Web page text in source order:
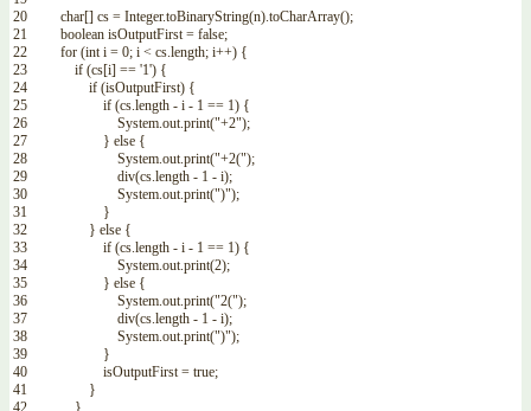
20
21
22
23
24
25
26
27
28
29
30
31
32
33
34
35
36
37
38
39
40
41
char[] cs = Integer.toBinaryString(n).toCharArray();
boolean isOutputFirst = false;
for (int i = 0; i < cs.length; i++) {
if (cs[i] == '1') {
if (isOutputFirst) {
if (cs.length - i - 1 == 1) {
System.out.print("+2");
} else {
System.out.print("+2(");
div(cs.length - 1 - i);
System.out.print(")");
}
} else {
if (cs.length - i - 1 == 1) {
System.out.print(2);
} else {
System.out.print("2(");
div(cs.length - 1 - i);
System.out.print(")");
}
isOutputFirst = true;
}